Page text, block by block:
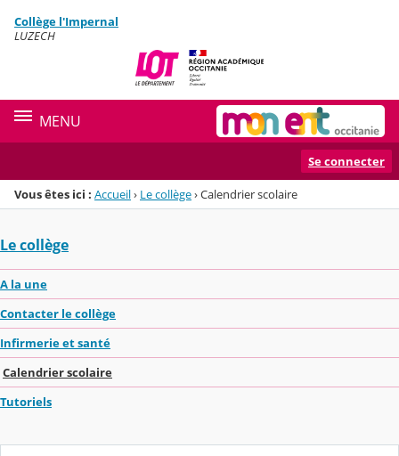
Menu de la rubrique
Contenu
Collège l'Impernal
LUZECH
MENU
Se connecter
Vous êtes ici : Accueil› Le collège›Calendrier scolaire
Le collège
A la une
Contacter le collège
Infirmerie et santé
Calendrier scolaire
Tutoriels